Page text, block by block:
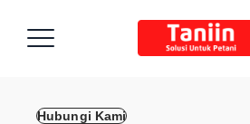
Hubungi Kami